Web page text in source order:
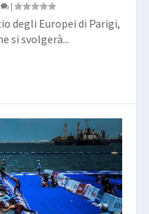
|
degli Europei di Parigi,
si svolgerà...